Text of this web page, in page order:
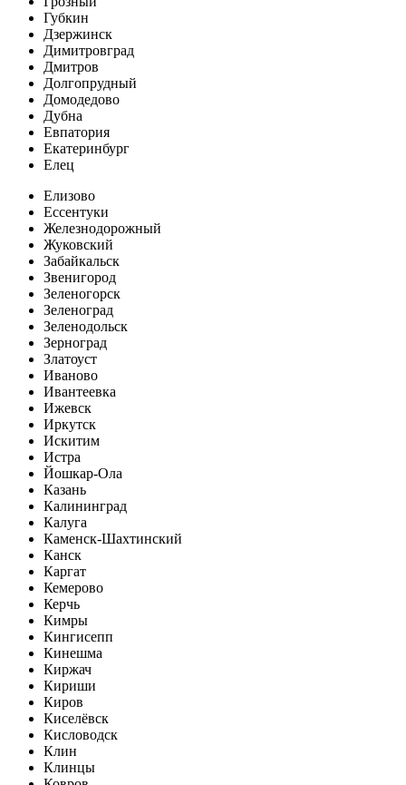
Губкин
Дзержинск
Димитровград
Дмитров
Долгопрудный
Домодедово
Дубна
Евпатория
Екатеринбург
Елец
Елизово
Ессентуки
Железнодорожный
Жуковский
Забайкальск
Звенигород
Зеленогорск
Зеленоград
Зеленодольск
Зерноград
Златоуст
Иваново
Ивантеевка
Ижевск
Иркутск
Искитим
Истра
Йошкар-Ола
Казань
Калининград
Калуга
Каменск-Шахтинский
Канск
Каргат
Кемерово
Керчь
Кимры
Кингисепп
Кинешма
Киржач
Кириши
Киров
Киселёвск
Кисловодск
Клин
Клинцы